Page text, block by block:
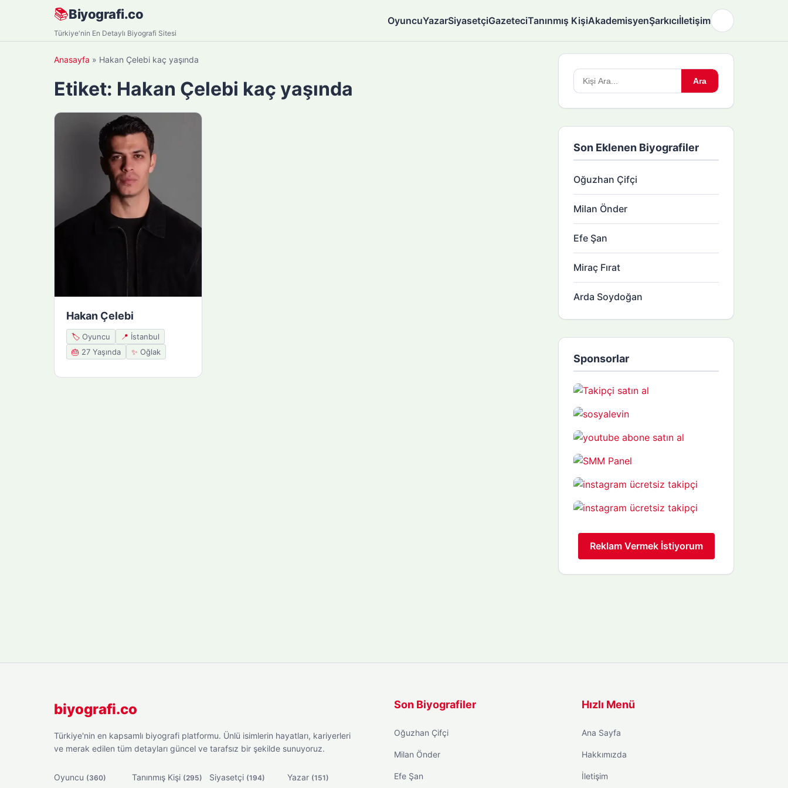
📚Biyografi.co
Türkiye'nin En Detaylı Biyografi Sitesi
OyuncuYazarSiyasetçiGazeteciTanınmış KişiAkademisyenŞarkıcıİletişim
Anasayfa » Hakan Çelebi kaç yaşında
Etiket: Hakan Çelebi kaç yaşında
Hakan Çelebi
🏷️ Oyuncu 📍 İstanbul
🎂 27 Yaşında ✨ Oğlak
Arama
yapın:
Ara
Son Eklenen Biyografiler
Oğuzhan Çifçi
Milan Önder
Efe Şan
Miraç Fırat
Arda Soydoğan
Sponsorlar
Reklam Vermek İstiyorum
biyografi.co
Türkiye'nin en kapsamlı biyografi platformu. Ünlü isimlerin hayatları, kariyerleri
ve merak edilen tüm detayları güncel ve tarafsız bir şekilde sunuyoruz.
Oyuncu (360) Tanınmış Kişi (295) Siyasetçi (194) Yazar (151)
Son Biyografiler
Oğuzhan Çifçi
Milan Önder
Efe Şan
Hızlı Menü
Ana Sayfa
Hakkımızda
İletişim